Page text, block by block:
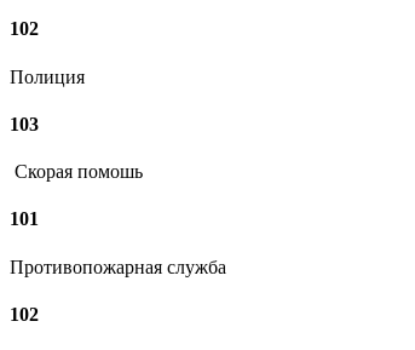
102
Полиция
103
Скорая помошь
101
Противопожарная служба
102